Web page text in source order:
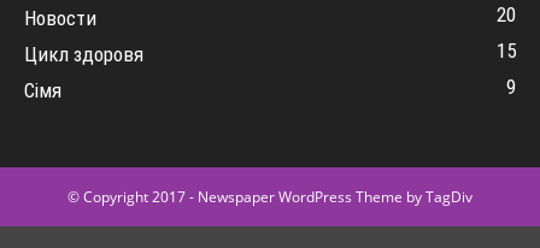
Новости
20
Цикл здоровя
15
Сімя
9
© Copyright 2017 - Newspaper WordPress Theme by TagDiv